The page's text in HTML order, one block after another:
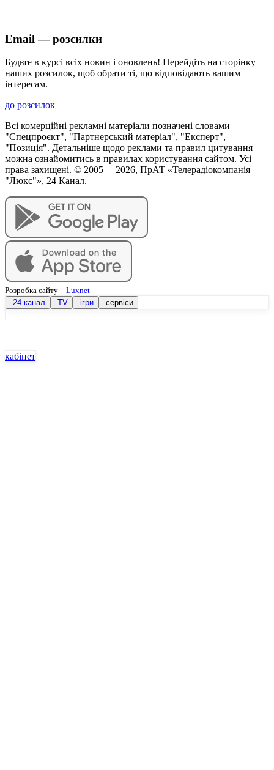
Email — розсилки
Будьте в курсі всіх новин і оновлень! Перейдіть на сторінку
наших розсилок, щоб обрати ті, що відповідають вашим
інтересам.
до розсилок
Всі комерційні рекламні матеріали позначені словами
"Спецпроєкт", "Партнерський матеріал", "Експерт",
"Позиція". Детальніше щодо реклами та правил цитування
можна ознайомитись в правилах користування сайтом. Усі
права захищені. © 2005— 2026, ПрАТ «Телерадіокомпанія
"Люкс"», 24 Канал.
Розробка сайту - Luxnet
24 канал
TV ігри сервіси
кабінет